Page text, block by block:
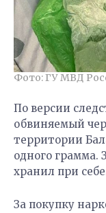
Фото: ГУ МВД
По версии
обвиняемый
территории
одного грамма.
хранил при
За покупку